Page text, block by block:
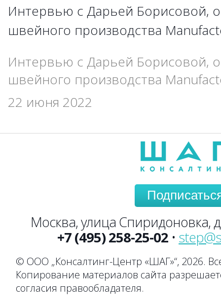
Интервью с Дарьей Борисовой,
швейного производства
Интервью с Дарьей Борисовой,
швейного производства
22 июня 2022
Москва, улица Спиридоновка,
+7 (495) 258-25-02 •
© ООО „Консалтинг-Центр «ШАГ»“, 2026.
Копирование материалов сайта
согласия правообладателя.